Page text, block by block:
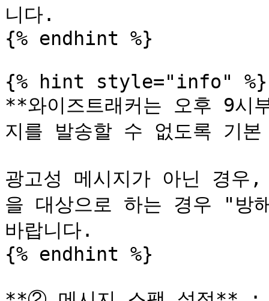
니다.
{% endhint %}
{% hint style="info" %}
**와이즈트래커는 오후 9시
지를 발송할 수 없도록 기
광고성 메시지가 아닌 경우
을 대상으로 하는 경우 "방
바랍니다.
{% endhint %}